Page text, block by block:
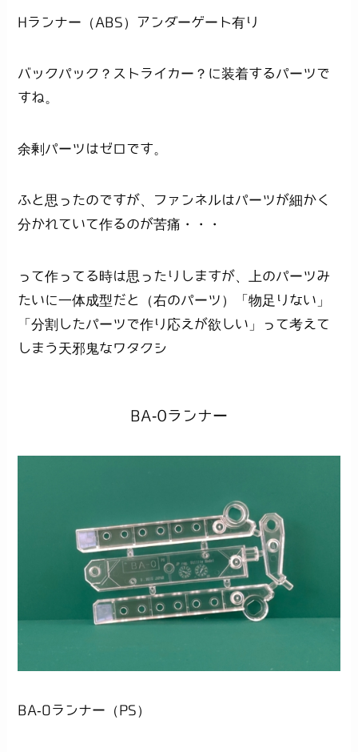
Hランナー（ABS）アンダーゲート有り
バックパック？ストライカー？に装着するパーツで
すね。
余剰パーツはゼロです。
ふと思ったのですが、ファンネルはパーツが細かく
分かれていて作るのが苦痛・・・
って作ってる時は思ったりしますが、上のパーツみ
たいに一体成型だと（右のパーツ）「物足りない」
「分割したパーツで作り応えが欲しい」って考えて
しまう天邪鬼なワタクシ
BA-0ランナー
BA-Oランナー（PS）